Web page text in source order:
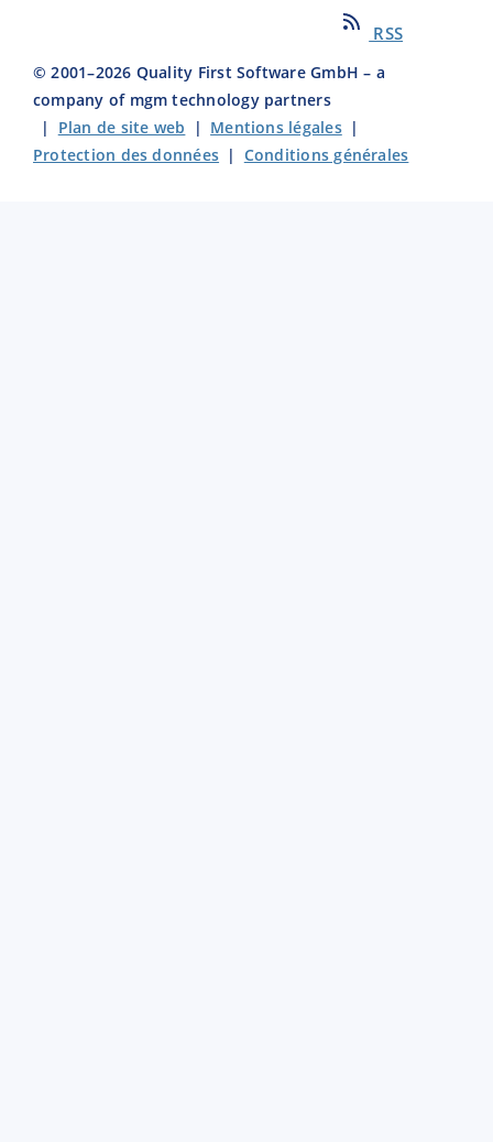
RSS
© 2001–2026 Quality First Software GmbH – a
company of mgm technology partners
| Plan de site web | Mentions légales|
Protection des données | Conditions générales